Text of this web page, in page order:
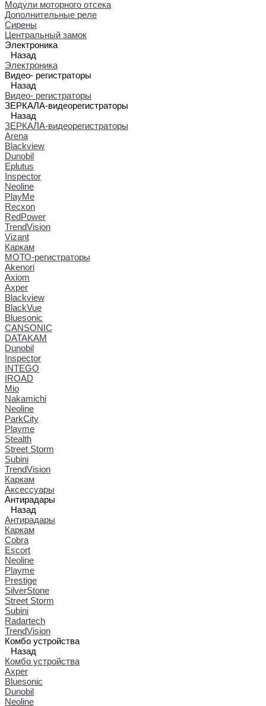
Модули моторного отсека
Дополнительные реле
Сирены
Центральный замок
Электроника
Назад
Электроника
Видео- регистраторы
Назад
Видео- регистраторы
ЗЕРКАЛА-видеорегистраторы
Назад
ЗЕРКАЛА-видеорегистраторы
Arena
Blackview
Dunobil
Eplutus
Inspector
Neoline
PlayMe
Recxon
RedPower
TrendVision
Vizant
Каркам
МОТО-регистраторы
Akenori
Axiom
Axper
Blackview
BlackVue
Bluesonic
CANSONIC
DATAKAM
Dunobil
Inspector
INTEGO
IROAD
Mio
Nakamichi
Neoline
ParkCity
Playme
Stealth
Street Storm
Subini
TrendVision
Каркам
Аксессуары
Антирадары
Назад
Антирадары
Каркам
Cobra
Escort
Neoline
Playme
Prestige
SilverStone
Street Storm
Subini
Radartech
TrendVision
Комбо устройства
Назад
Комбо устройства
Axper
Bluesonic
Dunobil
Neoline